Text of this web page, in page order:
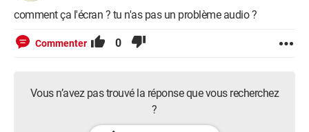
comment ça l'écran ? tu n'as pas un problème audio ?
Commenter 0
Vous n’avez pas trouvé la réponse que vous recherchez
?